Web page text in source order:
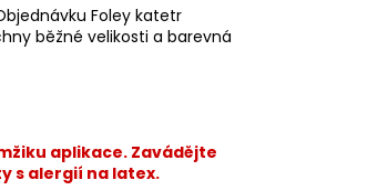
Foley katetr
běžné velikosti a barevná
aplikace. Zavádějte
s alergií na latex.